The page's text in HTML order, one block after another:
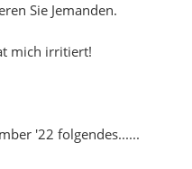
Sie Jemanden.
mich irritiert!
'22 folgendes......